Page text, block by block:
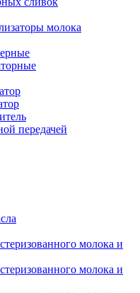
молока
передачей
молока и
молока и